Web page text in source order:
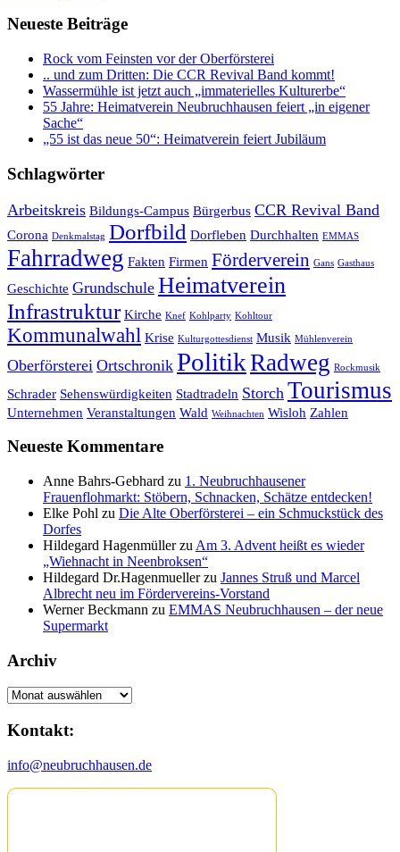
Neueste Beiträge
Rock vom Feinsten vor der Oberförsterei
.. und zum Dritten: Die CCR Revival Band kommt!
Wassermühle ist jetzt auch „immaterielles Kulturerbe“
55 Jahre: Heimatverein Neubruchhausen feiert „in eigener
Sache“
„55 ist das neue 50“: Heimatverein feiert Jubiläum
Schlagwörter
Arbeitskreis Bildungs-Campus Bürgerbus CCR Revival Band
Corona Denkmalstag Dorfbild Dorfleben Durchhalten EMMAS
Fahrradweg Fakten Firmen Förderverein Gans Gasthaus
Geschichte Grundschule Heimatverein
Infrastruktur Kirche Knef Kohlparty Kohltour
Kommunalwahl Krise Kulturgottesdienst Musik Mühlenverein
Oberförsterei Ortschronik PolitikRadweg Rockmusik
Schrader Sehenswürdigkeiten Stadtradeln Storch Tourismus
Unternehmen Veranstaltungen Wald Weihnachten Wisloh Zahlen
Neueste Kommentare
Anne Bahrs-Gebhard zu 1. Neubruchhausener
Frauenflohmarkt: Stöbern, Schnacken, Schätze entdecken!
Elke Pohl zu Die Alte Oberförsterei – ein Schmuckstück des
Dorfes
Hildegard Hagenmüllerzu Am 3. Advent heißt es wieder
„Wiehnacht in Neenbroksen“
Hildegard Dr.Hagenmuellerzu Jannes Struß und Marcel
Albrecht neu im Fördervereins-Vorstand
Werner Beckmann zu EMMAS Neubruchhausen – der neue
Supermarkt
Archiv
Archiv
Kontakt:
info@neubruchhausen.de